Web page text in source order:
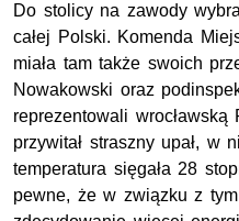
Do stolicy na zawody
całej Polski. Komenda
miała tam także swoich
Nowakowski oraz
reprezentowali
przywitał straszny upał, w
temperatura sięgała 28
pewne, że w związku z